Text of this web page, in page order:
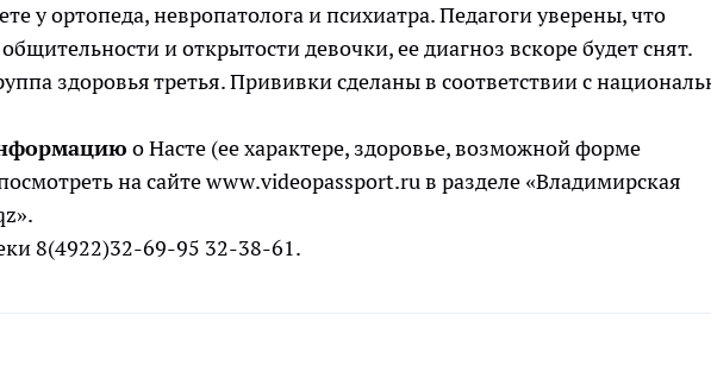
у ортопеда, невропатолога и психиатра. Педагоги уверены, что
и открытости девочки, ее диагноз вскоре будет снят.
здоровья третья. Прививки сделаны в соответствии с
о Насте (ее характере, здоровье, возможной форме
на сайтеwww.videopassport.ruв разделе «Владимирская
».
8(4922)32-69-95 32-38-61.